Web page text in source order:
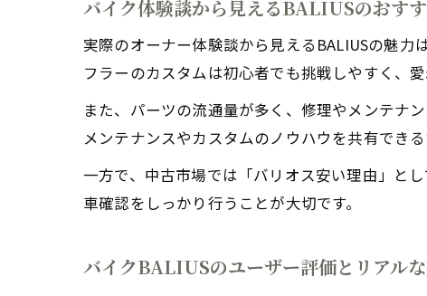
ユ
バイク体験談から見えるBALIUSのおす
実際のオーナー体験談から見えるBALIUSの魅
フラーのカスタムは初心者でも挑戦しやすく、
また、パーツの流通量が多く、修理やメンテナ
メンテナンスやカスタムのノウハウを共有でき
一方で、中古市場では「バリオス安い理由」と
車確認をしっかり行うことが大切です。
バイクBALIUSのユーザー評価とリアル